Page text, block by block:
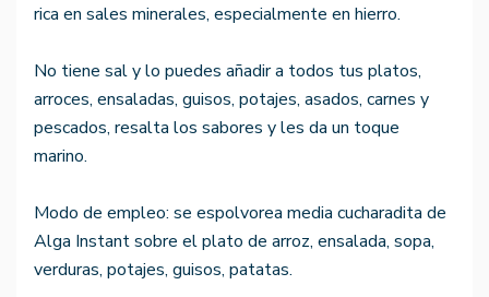
rica en sales minerales, especialmente en hierro.
No tiene sal y lo puedes añadir a todos tus platos,
arroces, ensaladas, guisos, potajes, asados, carnes y
pescados, resalta los sabores y les da un toque
marino.
Modo de empleo: se espolvorea media cucharadita de
Alga Instant sobre el plato de arroz, ensalada, sopa,
verduras, potajes, guisos, patatas.